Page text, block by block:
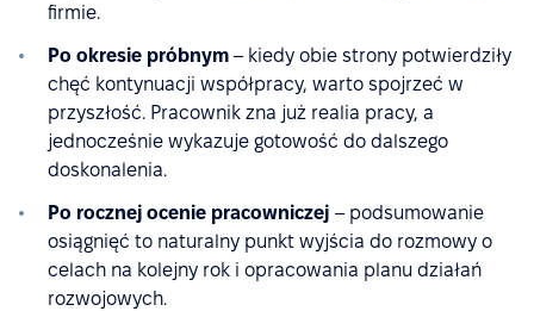
firmie.
Po okresie próbnym – kiedy obie strony potwierdziły
chęć kontynuacji współpracy, warto spojrzeć w
przyszłość. Pracownik zna już realia pracy, a
jednocześnie wykazuje gotowość do dalszego
doskonalenia.
Po rocznej ocenie pracowniczej – podsumowanie
osiągnięć to naturalny punkt wyjścia do rozmowy o
celach na kolejny rok i opracowania planu działań
rozwojowych.